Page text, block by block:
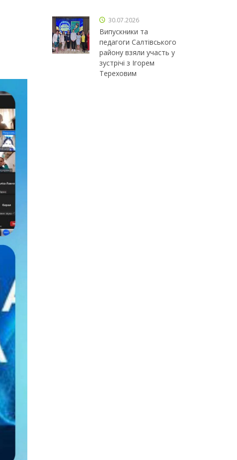
30.07.2026
Випускники та
педагоги Салтівського
району взяли участь у
зустрічі з Ігорем
Тереховим